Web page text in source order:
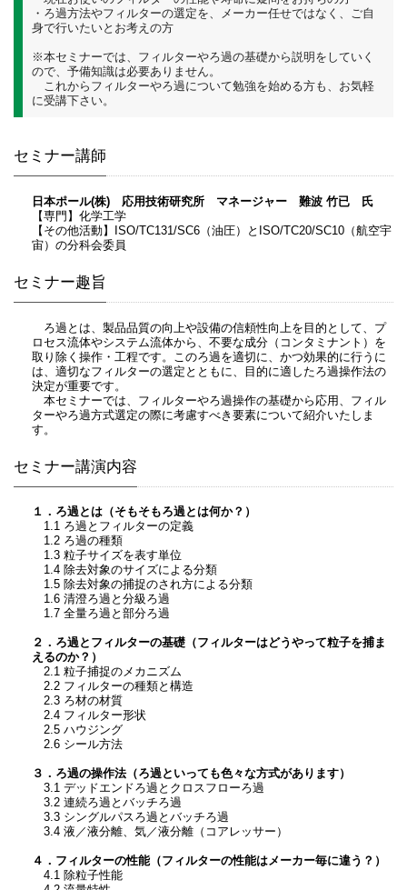
・ろ過方法やフィルターの選定を、メーカー任せではなく、ご自
身で行いたいとお考えの方
※本セミナーでは、フィルターやろ過の基礎から説明をしていく
ので、予備知識は必要ありません。
これからフィルターやろ過について勉強を始める方も、お気軽
に受講下さい。
セミナー講師
日本ポール(株) 応用技術研究所 マネージャー 難波 竹已 氏
【専門】化学工学
【その他活動】ISO/TC131/SC6（油圧）とISO/TC20/SC10（航空宇
宙）の分科会委員
セミナー趣旨
ろ過とは、製品品質の向上や設備の信頼性向上を目的として、プ
ロセス流体やシステム流体から、不要な成分（コンタミナント）を
取り除く操作・工程です。このろ過を適切に、かつ効果的に行うに
は、適切なフィルターの選定とともに、目的に適したろ過操作法の
決定が重要です。
本セミナーでは、フィルターやろ過操作の基礎から応用、フィル
ターやろ過方式選定の際に考慮すべき要素について紹介いたしま
す。
セミナー講演内容
１．ろ過とは（そもそもろ過とは何か？）
1.1 ろ過とフィルターの定義
1.2 ろ過の種類
1.3 粒子サイズを表す単位
1.4 除去対象のサイズによる分類
1.5 除去対象の捕捉のされ方による分類
1.6 清澄ろ過と分級ろ過
1.7 全量ろ過と部分ろ過
２．ろ過とフィルターの基礎（フィルターはどうやって粒子を捕ま
えるのか？）
2.1 粒子捕捉のメカニズム
2.2 フィルターの種類と構造
2.3 ろ材の材質
2.4 フィルター形状
2.5 ハウジング
2.6 シール方法
３．ろ過の操作法（ろ過といっても色々な方式があります）
3.1 デッドエンドろ過とクロスフローろ過
3.2 連続ろ過とバッチろ過
3.3 シングルパスろ過とバッチろ過
3.4 液／液分離、気／液分離（コアレッサー）
４．フィルターの性能（フィルターの性能はメーカー毎に違う？）
4.1 除粒子性能